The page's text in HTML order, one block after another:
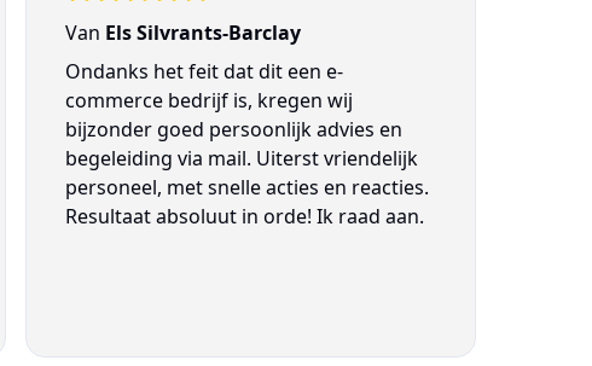
Van Els Silvrants-Barclay
Ondanks het feit dat dit een e-
commerce bedrijf is, kregen wij
bijzonder goed persoonlijk advies en
begeleiding via mail. Uiterst vriendelijk
personeel, met snelle acties en reacties.
Resultaat absoluut in orde! Ik raad aan.